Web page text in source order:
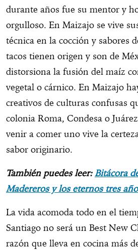
durante años fue su mentor y
orgulloso. En Maizajo se vive
técnica en la cocción y sabores
tacos tienen origen y son de
distorsiona la fusión del maíz
vegetal o cárnico. En Maizajo
creativos de culturas confusas
colonia Roma, Condesa o
venir a comer uno vive la
sabor originario.
También puedes leer:Bitácora
Madereros y los eternos tres
La vida acomoda todo en el
Santiago no será un Best New
razón que lleva en cocina más